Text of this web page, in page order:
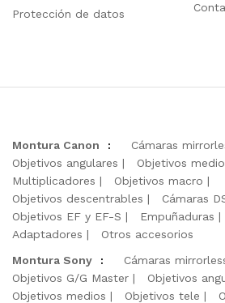
Protección de datos
Montura Canon : Cámaras
Objetivos angulares
Objetivos
Multiplicadores
Objetivos macro
Objetivos descentrables
Cámaras
Objetivos EF y EF-S
Empuñaduras
Adaptadores
Otros accesorios
Montura Sony
:
Cámaras
Objetivos G/G Master
Objetivos
Objetivos medios
Objetivos tele